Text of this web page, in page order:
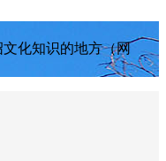
化知识的地方（网